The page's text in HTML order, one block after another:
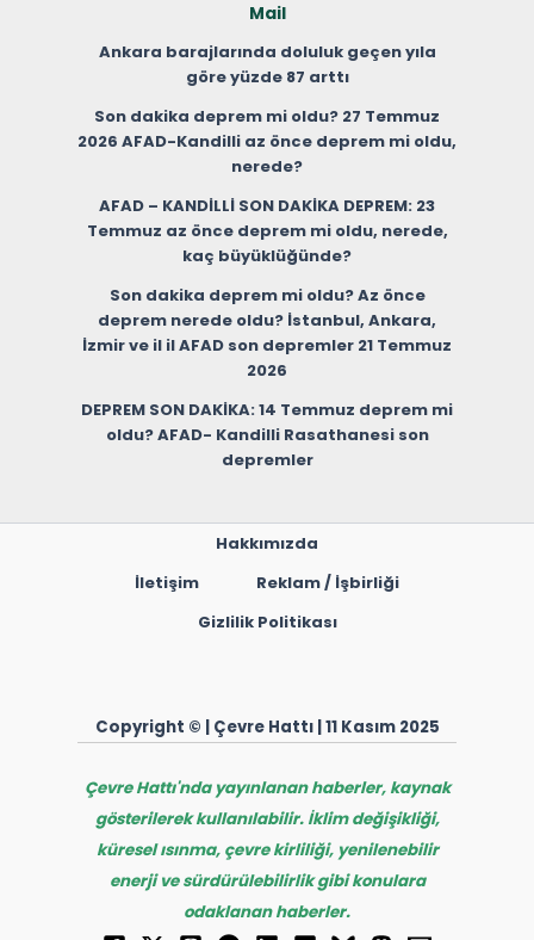
Mail
Ankara barajlarında doluluk geçen yıla
göre yüzde 87 arttı
Son dakika deprem mi oldu? 27 Temmuz
2026 AFAD-Kandilli az önce deprem mi oldu,
nerede?
AFAD – KANDİLLİ SON DAKİKA DEPREM: 23
Temmuz az önce deprem mi oldu, nerede,
kaç büyüklüğünde?
Son dakika deprem mi oldu? Az önce
deprem nerede oldu? İstanbul, Ankara,
İzmir ve il il AFAD son depremler 21 Temmuz
2026
DEPREM SON DAKİKA: 14 Temmuz deprem mi
oldu? AFAD- Kandilli Rasathanesi son
depremler
Hakkımızda
İletişim
Reklam / İşbirliği
Gizlilik Politikası
Copyright © | Çevre Hattı | 11 Kasım 2025
Çevre Hattı'nda yayınlanan haberler, kaynak
gösterilerek kullanılabilir. İklim değişikliği,
küresel ısınma, çevre kirliliği, yenilenebilir
enerji ve sürdürülebilirlik gibi konulara
odaklanan haberler.